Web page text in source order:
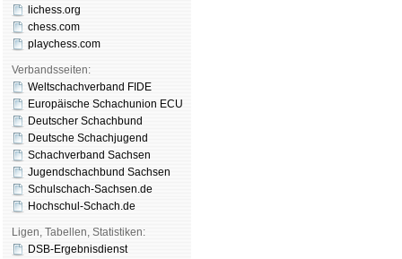
lichess.org
chess.com
playchess.com
Verbandsseiten:
Weltschachverband FIDE
Europäische Schachunion ECU
Deutscher Schachbund
Deutsche Schachjugend
Schachverband Sachsen
Jugendschachbund Sachsen
Schulschach-Sachsen.de
Hochschul-Schach.de
Ligen, Tabellen, Statistiken:
DSB-Ergebnisdienst